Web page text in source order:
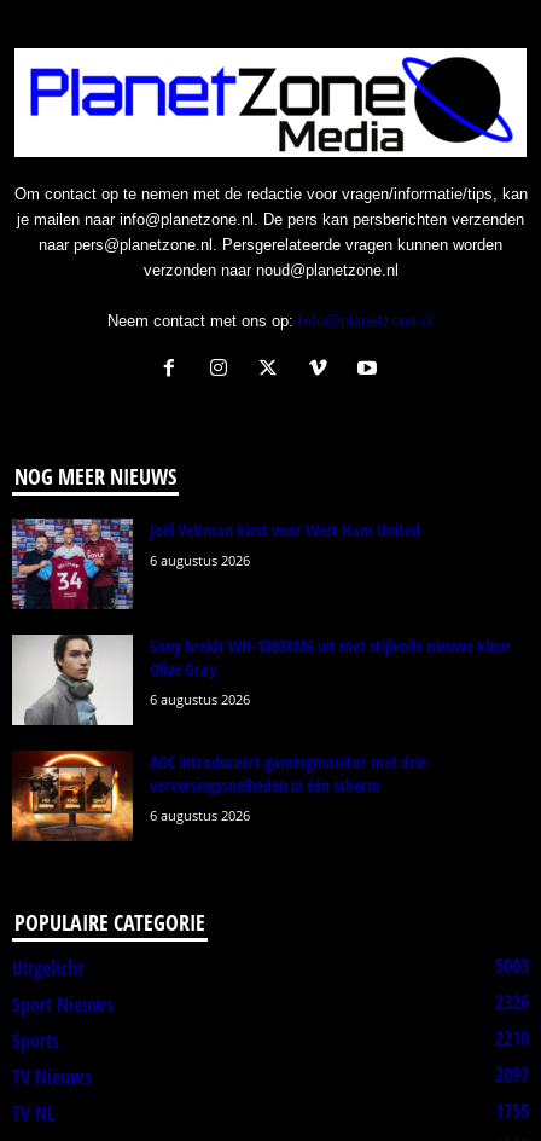
Om contact op te nemen met de redactie voor vragen/informatie/tips, kan
je mailen naar info@planetzone.nl. De pers kan persberichten verzenden
naar pers@planetzone.nl. Persgerelateerde vragen kunnen worden
verzonden naar noud@planetzone.nl
Neem contact met ons op: Info@planetzone.nl
NOG MEER NIEUWS
Joël Veltman kiest voor West Ham United
6 augustus 2026
Sony breidt WH-1000XM6 uit met stijlvolle nieuwe kleur
Olive Gray
6 augustus 2026
AOC introduceert gamingmonitor met drie
verversingssnelheden in één scherm
6 augustus 2026
POPULAIRE CATEGORIE
Uitgelicht
5003
Sport Nieuws
2326
Sports
2210
TV Nieuws
2097
TV NL
1755